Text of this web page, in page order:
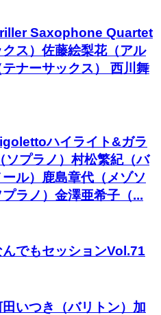
Saxophone Quartet
ス）佐藤絵梨花（アル
ナーサックス） 西川舞
ハイライト&ガラ
ソプラノ）村松繁紀（バ
ル）鹿島章代（メゾソ
ラノ）金澤亜希子（...
でもセッションVol.71
いつき（バリトン）加